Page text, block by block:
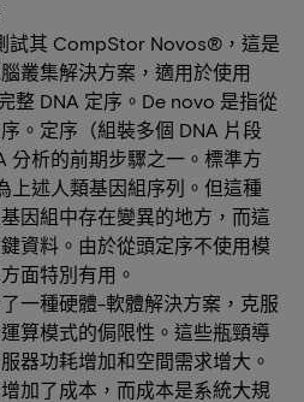
試其 CompStor Novos®，這是
叢集解決方案，適用於使用
整 DNA 定序。De novo 是指從
。定序（組裝多個 DNA 片段
分析的前期步驟之一。標準方
上述人類基因組序列。但這種
因組中存在變異的地方，而這
資料。由於從頭定序不使用模
面特別有用。
一種硬體-軟體解決方案，克服
算模式的侷限性。這些瓶頸導
器功耗增加和空間需求增大。
加了成本，而成本是系統大規